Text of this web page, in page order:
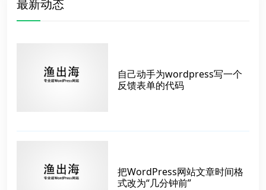
最新动态
自己动手为wordpress写一个
反馈表单的代码
把WordPress网站文章时间格
式改为“几分钟前”